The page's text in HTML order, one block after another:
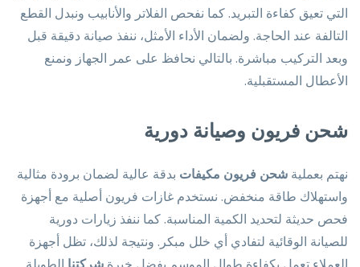
التي تعيق كفاءة التبريد. كما نفحص الفلاتر والأنابيب ونبدل القطع
التالفة عند الحاجة. ولضمان الأداء الأمثل، ننفذ صيانة دقيقة قبل
وبعد التركيب مباشرة. بالتالي نحافظ على عمر الجهاز ونمنع
الأعطال المستقبلية.
شحن فريون وصيانة دورية
نهتم بعملية شحن فريون مكيفات بدقة عالية لضمان برودة مثالية
واستهلاك طاقة منخفض. نستخدم غازات فريون أصلية مع أجهزة
فحص حديثة لتحديد الكمية المناسبة. كما ننفذ زيارات دورية
للصيانة الوقائية لتفادي أي خلل مبكر. ونتيجة لذلك، تظل أجهزة